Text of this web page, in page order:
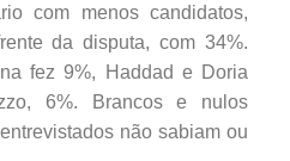
com menos candidatos,
da disputa, com 34%.
fez 9%, Haddad e Doria
6%. Brancos e nulos
não sabiam ou